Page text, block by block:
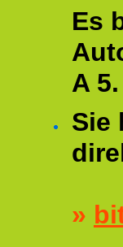
Es
A 5.
Sie
»